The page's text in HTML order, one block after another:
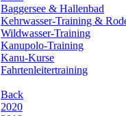
Baggersee & Hallenbad
Kehrwasser-Training &
Wildwasser-Training
Kanupolo-Training
Kanu-Kurse
Fahrtenleitertraining
Back
2020